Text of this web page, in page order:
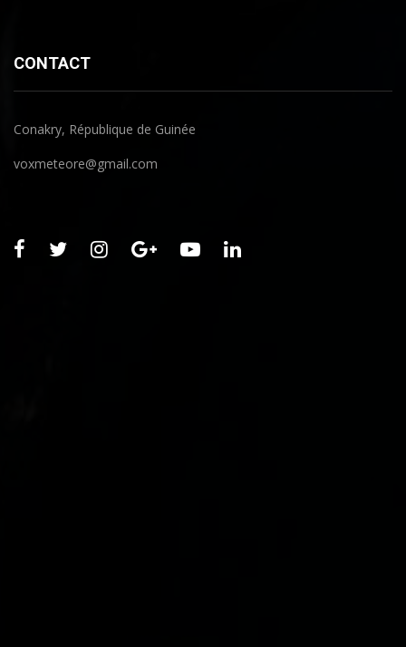
CONTACT
Conakry, République de Guinée
voxmeteore@gmail.com